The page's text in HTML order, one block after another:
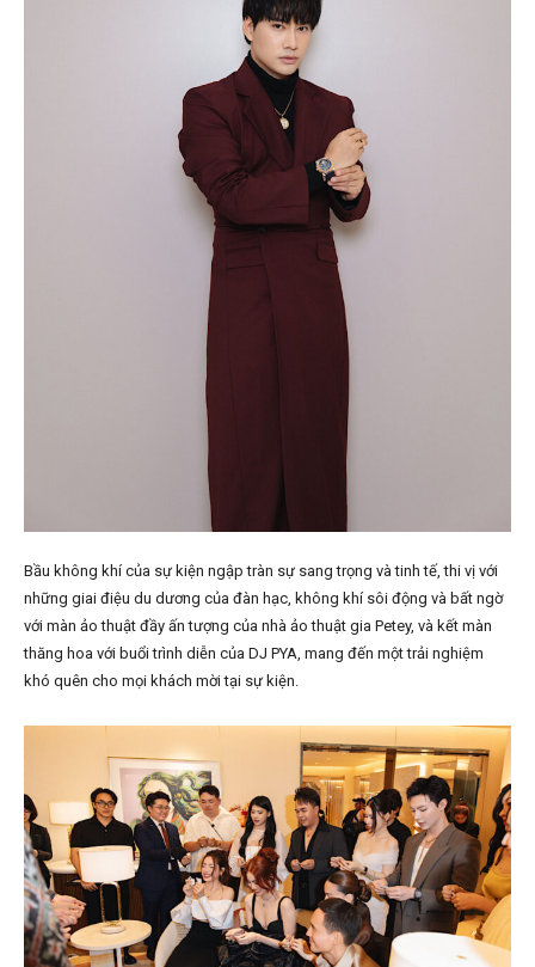
Bầu không khí của sự kiện ngập tràn sự sang trọng và tinh tế, thi vị với
những giai điệu du dương của đàn hạc, không khí sôi động và bất ngờ
với màn ảo thuật đầy ấn tượng của nhà ảo thuật gia Petey, và kết màn
thăng hoa với buổi trình diễn của DJ PYA, mang đến một trải nghiệm
khó quên cho mọi khách mời tại sự kiện.